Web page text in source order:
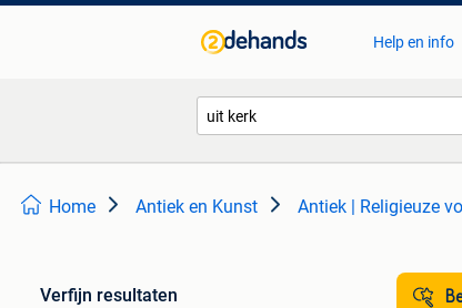
Help en info
Home Antiek en Kunst Antiek | Religieuze
Verfijn resultaten